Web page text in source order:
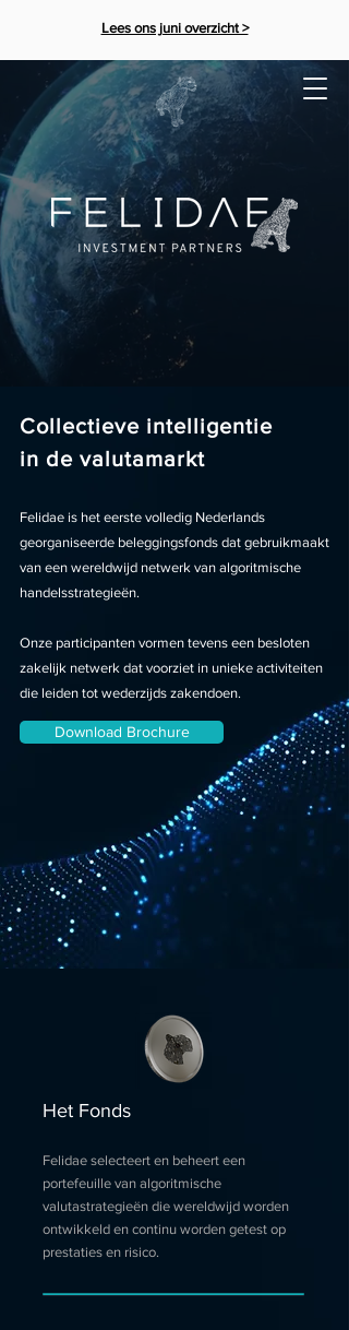
Lees ons juni overzicht >
Collectieve intelligentie
in de valutamarkt
Felidae is het eerste volledig Nederlands
georganiseerde beleggingsfonds dat gebruikmaakt
van een wereldwijd netwerk van algoritmische
handelsstrategieën.
Onze participanten vormen tevens een besloten
zakelijk netwerk dat voorziet in unieke activiteiten
die leiden tot wederzijds zakendoen.
Download Brochure
Het Fonds
Felidae selecteert en beheert een
portefeuille van algoritmische
valutastrategieën die wereldwijd worden
ontwikkeld en continu worden getest op
prestaties en risico.